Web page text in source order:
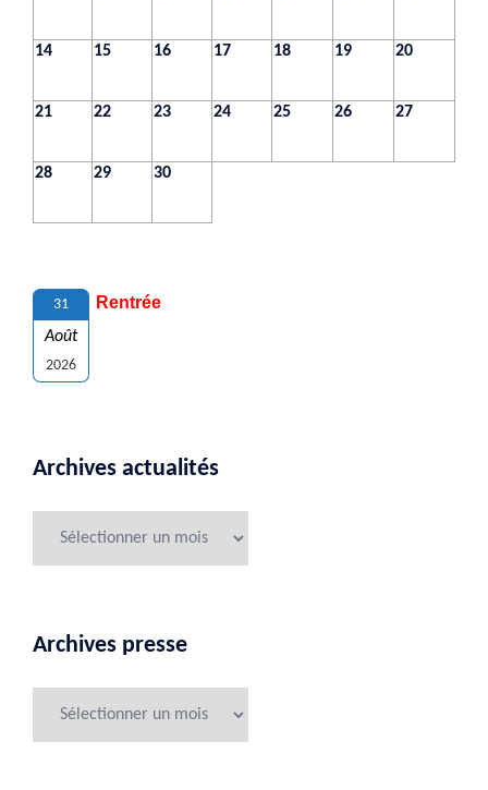
14 15 16 17 18 19 20
21 22 23 24 25 26 27
28 29 30
31
Août
2026
Rentrée
Archives actualités
Archives presse